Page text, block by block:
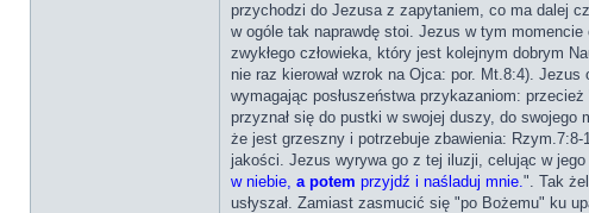
przychodzi do Jezusa z zapytaniem, co ma dalej
w ogóle tak naprawdę stoi. Jezus w tym
zwykłego człowieka, który jest kolejnym dobrym
nie raz kierował wzrok na Ojca: por. Mt.8:4).
wymagając posłuszeństwa przykazaniom: przecież
przyznał się do pustki w swojej duszy, do swojego
że jest grzeszny i potrzebuje zbawienia:
jakości. Jezus wyrywa go z tej iluzji, celując w
w niebie, a potem przyjdź i naśladuj mnie.". Tak
usłyszał. Zamiast zasmucić się "po Bożemu" ku